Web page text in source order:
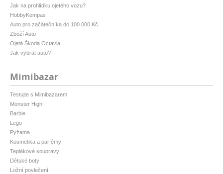
Jak na prohlídku ojetého vozu?
HobbyKompas
Auto pro začátečníka do 100 000 Kč
Zboží Auto
Ojetá Škoda Octavia
Jak vybrat auto?
Mimibazar
Testujte s Mimibazarem
Monster High
Barbie
Lego
Pyžama
Kosmetika a parfémy
Teplákové soupravy
Dětské boty
Ložní povlečení